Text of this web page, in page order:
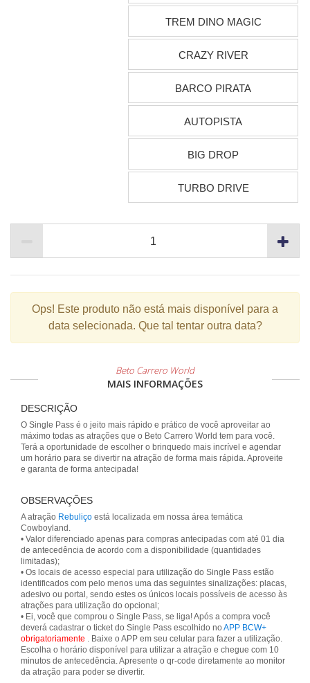
TREM DINO MAGIC
CRAZY RIVER
BARCO PIRATA
AUTOPISTA
BIG DROP
TURBO DRIVE
Ops! Este produto não está mais disponível para a
data selecionada. Que tal tentar outra data?
Beto Carrero World
MAIS INFORMAÇÕES
DESCRIÇÃO
O Single Pass é o jeito mais rápido e prático de você aproveitar ao
máximo todas as atrações que o Beto Carrero World tem para você.
Terá a oportunidade de escolher o brinquedo mais incrível e agendar
um horário para se divertir na atração de forma mais rápida. Aproveite
e garanta de forma antecipada!
OBSERVAÇÕES
A atração Rebuliço está localizada em nossa área temática
Cowboyland.
• Valor diferenciado apenas para compras antecipadas com até 01 dia
de antecedência de acordo com a disponibilidade (quantidades
limitadas);
• Os locais de acesso especial para utilização do Single Pass estão
identificados com pelo menos uma das seguintes sinalizações: placas,
adesivo ou portal, sendo estes os únicos locais possíveis de acesso às
atrações para utilização do opcional;
• Ei, você que comprou o Single Pass, se liga! Após a compra você
deverá cadastrar o ticket do Single Pass escolhido no APP BCW+
obrigatoriamente . Baixe o APP em seu celular para fazer a utilização.
Escolha o horário disponível para utilizar a atração e chegue com 10
minutos de antecedência. Apresente o qr-code diretamente ao monitor
da atração para poder se divertir.